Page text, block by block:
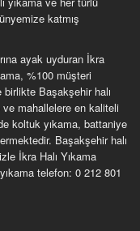
katmış
ayak uyduran İkra
%100 müşteri
Başakşehir halı
mahallelere en kaliteli
koltuk yıkama, battaniye
Başakşehir halı
İkra Halı Yıkama
telefon: 0 212 801